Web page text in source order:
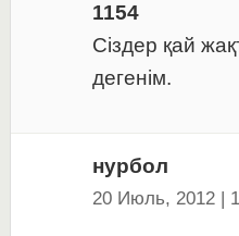
1154
Сіздер қай
дегенім.
нурбол
20 Июль, 2012 |